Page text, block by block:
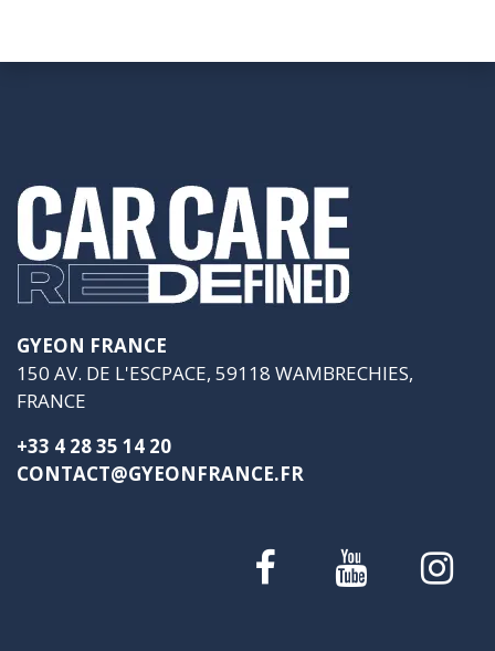
GYEON FRANCE
150 AV. DE L'ESCPACE, 59118 WAMBRECHIES,
FRANCE
+33 4 28 35 14 20
CONTACT@GYEONFRANCE.FR